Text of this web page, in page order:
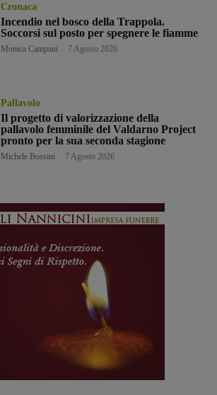
Cronaca
Incendio nel bosco della Trappola.
Soccorsi sul posto per spegnere le fiamme
Monica Campani 7 Agosto 2026
Pallavolo
Il progetto di valorizzazione della
pallavolo femminile del Valdarno Project
pronto per la sua seconda stagione
Michele Bossini 7 Agosto 2026